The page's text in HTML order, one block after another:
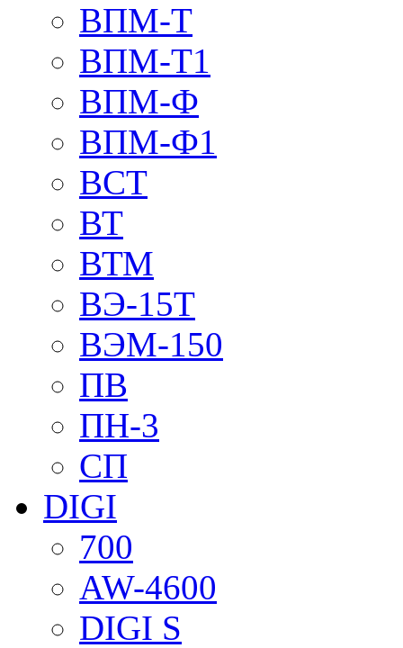
ВПМ-Т
ВПМ-Т1
ВПМ-Ф
ВПМ-Ф1
ВСТ
ВТ
ВТМ
ВЭ-15Т
ВЭМ-150
ПВ
ПН-3
СП
DIGI
700
AW-4600
DIGI S